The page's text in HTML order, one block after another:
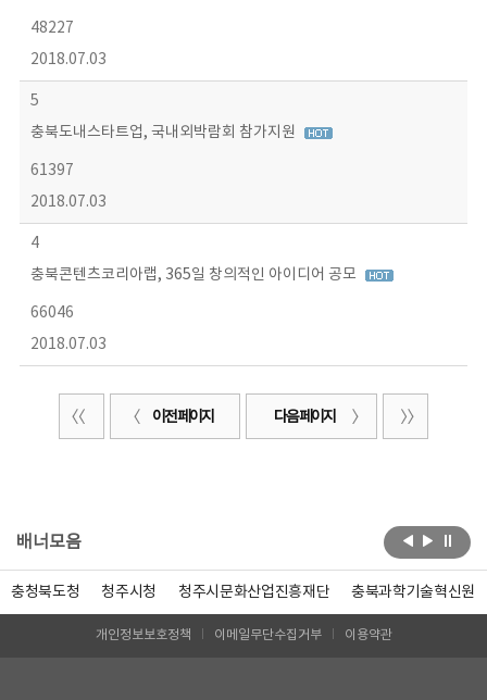
48227
2018.07.03
5
충북도내스타트업, 국내외박람회 참가지원
61397
2018.07.03
4
충북콘텐츠코리아랩, 365일 창의적인 아이디어 공모
66046
2018.07.03
이전 페이지 다음 페이지
배너모음
충청북도청 청주시청 청주시문화산업진흥재단 충북과학기술혁신원
개인정보보호정책 이메일무단수집거부 이용약관